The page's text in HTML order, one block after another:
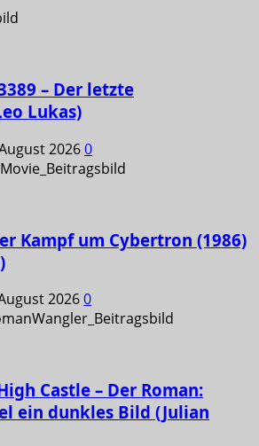
– Der letzte
Lukas)
20260
Kampf um Cybertron (1986)
20260
Castle – Der Roman:
ein dunkles Bild (Julian